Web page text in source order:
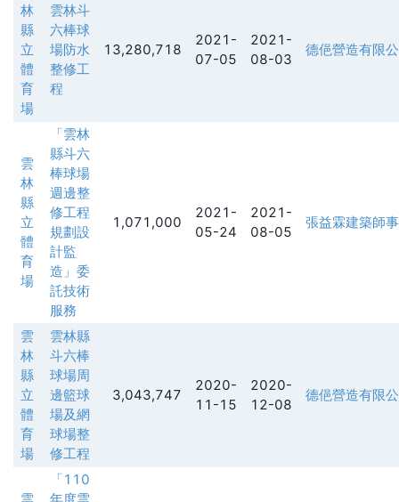
林
縣
立
體
育
場
雲林斗
六棒球
場防水
整修工
程
13,280,718
2021-
07-05
2021-
08-03
德俋營造有限
雲
林
縣
立
體
育
場
「雲林
縣斗六
棒球場
週邊整
修工程
規劃設
計監
造」委
託技術
服務
1,071,000
2021-
05-24
2021-
08-05
張益霖建築師
雲
林
縣
立
體
育
場
雲林縣
斗六棒
球場周
邊籃球
場及網
球場整
修工程
3,043,747
2020-
11-15
2020-
12-08
德俋營造有限
「110